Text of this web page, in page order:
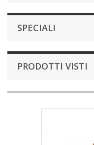
SPECIALI
PRODOTTI VISTI